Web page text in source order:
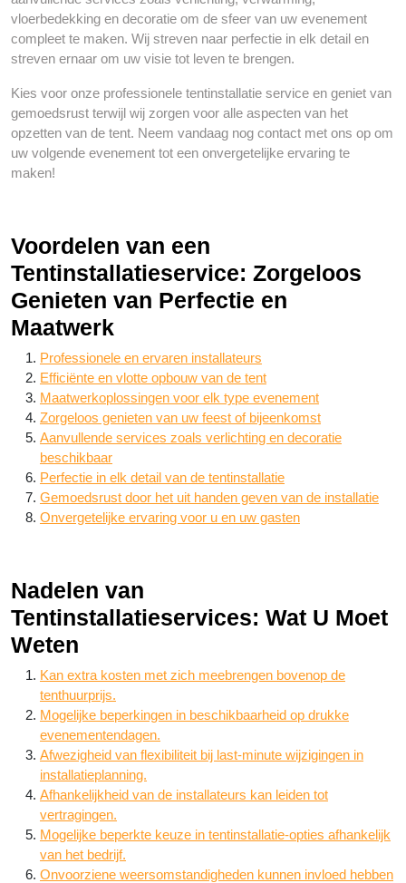
vloerbedekking en decoratie om de sfeer van uw evenement
compleet te maken. Wij streven naar perfectie in elk detail en
streven ernaar om uw visie tot leven te brengen.
Kies voor onze professionele tentinstallatie service en geniet van
gemoedsrust terwijl wij zorgen voor alle aspecten van het
opzetten van de tent. Neem vandaag nog contact met ons op om
uw volgende evenement tot een onvergetelijke ervaring te
maken!
Voordelen van een
Tentinstallatieservice: Zorgeloos
Genieten van Perfectie en
Maatwerk
Professionele en ervaren installateurs
Efficiënte en vlotte opbouw van de tent
Maatwerkoplossingen voor elk type evenement
Zorgeloos genieten van uw feest of bijeenkomst
Aanvullende services zoals verlichting en decoratie
beschikbaar
Perfectie in elk detail van de tentinstallatie
Gemoedsrust door het uit handen geven van de installatie
Onvergetelijke ervaring voor u en uw gasten
Nadelen van
Tentinstallatieservices: Wat U Moet
Weten
Kan extra kosten met zich meebrengen bovenop de
tenthuurprijs.
Mogelijke beperkingen in beschikbaarheid op drukke
evenementendagen.
Afwezigheid van flexibiliteit bij last-minute wijzigingen in
installatieplanning.
Afhankelijkheid van de installateurs kan leiden tot
vertragingen.
Mogelijke beperkte keuze in tentinstallatie-opties afhankelijk
van het bedrijf.
Onvoorziene weersomstandigheden kunnen invloed hebben